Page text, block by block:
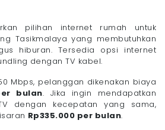
pilihan internet rumah untuk
Tasikmalaya yang membutuhkan
hiburan. Tersedia opsi internet
dengan TV kabel.
Mbps, pelanggan dikenakan biaya
bulan. Jika ingin mendapatkan
dengan kecepatan yang sama,
Rp335.000 per bulan.